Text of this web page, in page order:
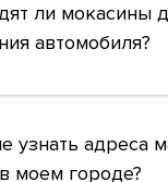
ли мокасины
автомобиля?
узнать адреса
моем городе?